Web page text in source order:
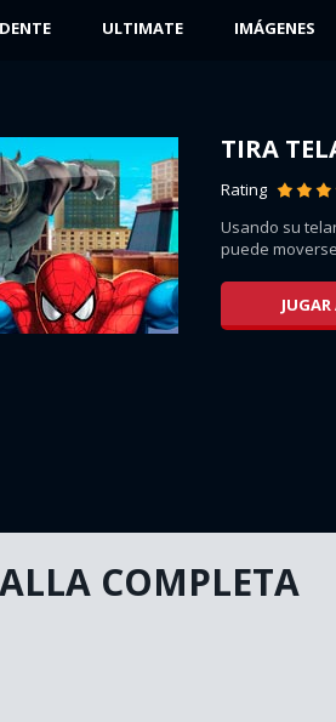
ULTIMATE IMÁGENES
TIRA
Rating
Usando su
puede
COMPLETA